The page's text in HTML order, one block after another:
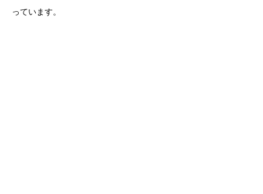
っています。